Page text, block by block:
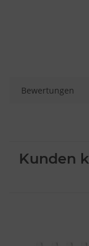
Bewertungen
Kunden